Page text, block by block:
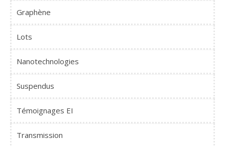
Graphène
Lots
Nanotechnologies
Suspendus
Témoignages EI
Transmission